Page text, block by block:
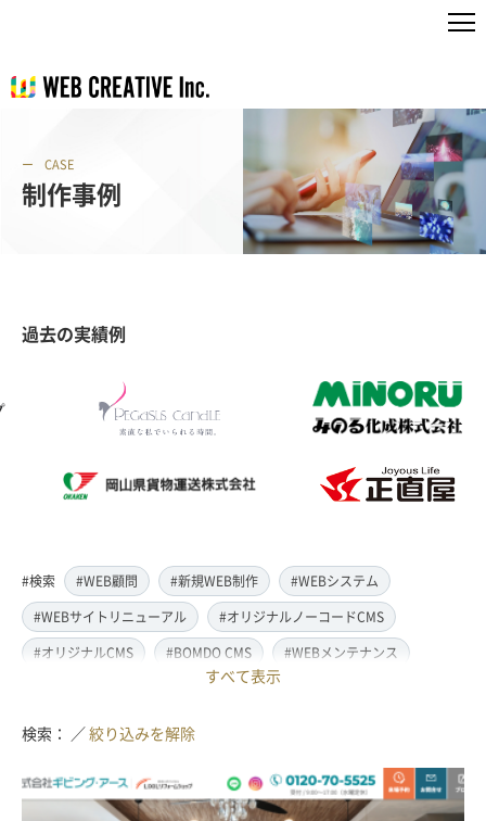
CASE
制作事例
過去の実績例
#検索 #WEB顧問 #新規WEB制作
#WEBシステム
#WEBサイトリニューアル
#オリジナルノーコードCMS
#オリジナルCMS
#BOMDO CMS
#WEBメンテナンス
#レスポンシブ対応
#翻訳・多言語対応
#情報管理システム
#取材・ライティング
#写真撮影
#動画制作(撮影・編集)
すべて表示
検索： ／絞り込みを解除